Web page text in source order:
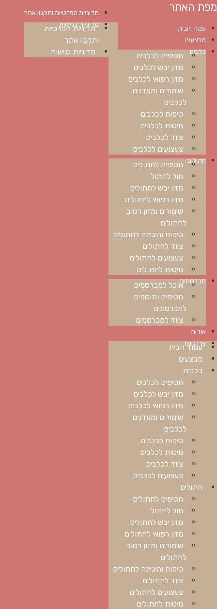
מפת האתר
עמוד הבית
מבצעים
כלבים
חטיפים לכלבים
מזון יבש לכלבים
מזון רפואי לכלבים
שימורים ומעדנים
לכלבים
טיפוח לכלבים
מיטות לכלבים
ציוד לכלבים
צעצועים לכלבים
חתולים חטיפים לחתולים
חול לחתול
מזון יבש לחתולים
מזון רפואי לחתולים
שימורים ומזון רטוב
לחתולים
טיפוח והיגיינה לחתולים
ציוד לחתולים
צעצועים לחתולים
מיטות לחתולים
מכרסמיםאוכל למכרסמים
חטיפים ותוספים
למכרסמים
ציוד למכרסמים
אודות
צרו קשר
עמוד הבית
מבצעים
כלבים
חטיפים לכלבים
מזון יבש לכלבים
מזון רפואי לכלבים
שימורים ומעדנים
לכלבים
טיפוח לכלבים
מיטות לכלבים
ציוד לכלבים
צעצועים לכלבים
חתולים
חטיפים לחתולים
חול לחתול
מזון יבש לחתולים
מזון רפואי לחתולים
שימורים ומזון רטוב
לחתולים
טיפוח והיגיינה לחתולים
ציוד לחתולים
צעצועים לחתולים
מיטות לחתולים
מדיניות הפרטיות ותקנון אתר
מדיניות נגישות
מדיניות הפרטיות
ותקנון אתר
מדיניות נגישות